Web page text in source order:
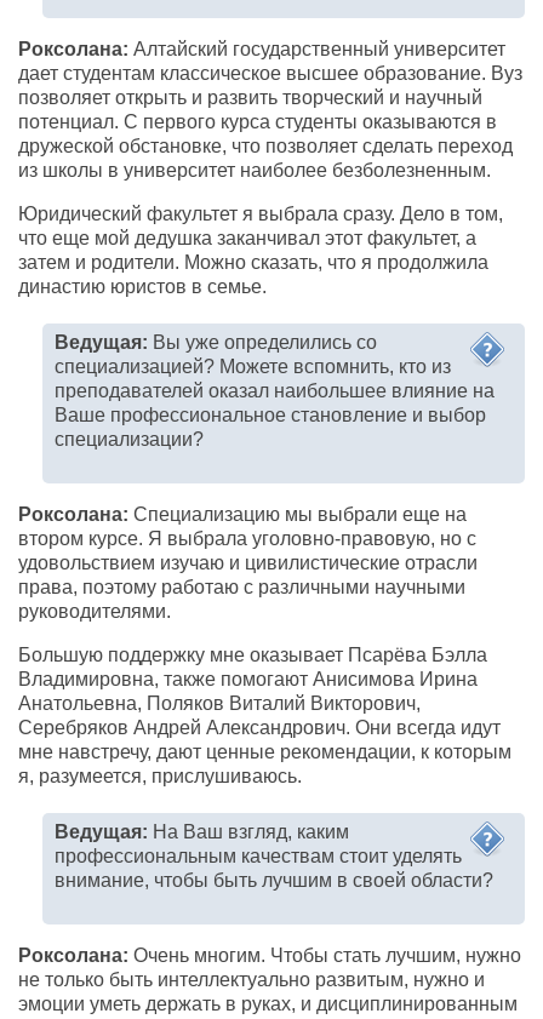
Роксолана: Алтайский государственный университет
дает студентам классическое высшее образование. Вуз
позволяет открыть и развить творческий и научный
потенциал. С первого курса студенты оказываются в
дружеской обстановке, что позволяет сделать переход
из школы в университет наиболее безболезненным.
Юридический факультет я выбрала сразу. Дело в том,
что еще мой дедушка заканчивал этот факультет, а
затем и родители. Можно сказать, что я продолжила
династию юристов в семье.
Ведущая: Вы уже определились со
специализацией? Можете вспомнить, кто из
преподавателей оказал наибольшее влияние на
Ваше профессиональное становление и выбор
специализации?
Роксолана: Специализацию мы выбрали еще на
втором курсе. Я выбрала уголовно-правовую, но с
удовольствием изучаю и цивилистические отрасли
права, поэтому работаю с различными научными
руководителями.
Большую поддержку мне оказывает Псарёва Бэлла
Владимировна, также помогают Анисимова Ирина
Анатольевна, Поляков Виталий Викторович,
Серебряков Андрей Александрович. Они всегда идут
мне навстречу, дают ценные рекомендации, к которым
я, разумеется, прислушиваюсь.
Ведущая: На Ваш взгляд, каким
профессиональным качествам стоит уделять
внимание, чтобы быть лучшим в своей области?
Роксолана: Очень многим. Чтобы стать лучшим, нужно
не только быть интеллектуально развитым, нужно и
эмоции уметь держать в руках, и дисциплинированным